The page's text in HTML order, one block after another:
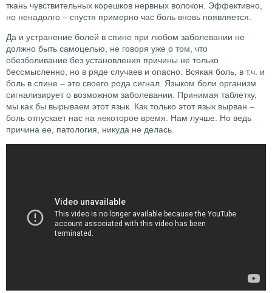
ткань чувствительных корешков нервных волокон. Эффективно,
но ненадолго – спустя примерно час боль вновь появляется.
Да и устранение болей в спине при любом заболевании не
должно быть самоцелью, не говоря уже о том, что
обезболивание без установления причины не только
бессмысленно, но в ряде случаев и опасно. Всякая боль, в т.ч. и
боль в спине – это своего рода сигнал. Языком боли организм
сигнализирует о возможном заболевании. Принимая таблетку,
мы как бы вырываем этот язык. Как только этот язык вырван –
боль отпускает нас на некоторое время. Нам лучше. Но ведь
причина ее, патология, никуда не делась.